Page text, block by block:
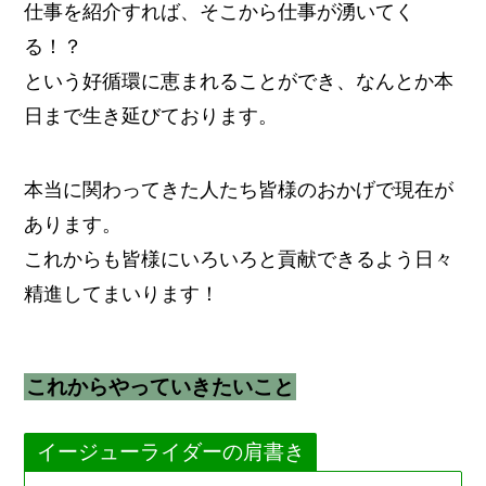
仕事を紹介すれば、そこから仕事が湧いてく
る！？
という好循環に恵まれることができ、なんとか本
日まで生き延びております。
本当に関わってきた人たち皆様のおかげで現在が
あります。
これからも皆様にいろいろと貢献できるよう日々
精進してまいります！
これからやっていきたいこと
イージューライダーの肩書き